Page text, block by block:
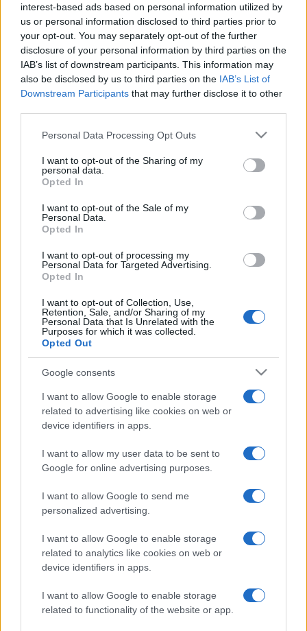
interest-based ads based on personal information utilized by
us or personal information disclosed to third parties prior to
your opt-out. You may separately opt-out of the further
disclosure of your personal information by third parties on the
IAB’s list of downstream participants. This information may
also be disclosed by us to third parties on the IAB’s List of
Downstream Participants that may further disclose it to other
Please note that this website/app uses one or more Google
not limited to your visit or usage behaviour. You may click to
grant or deny consent to Google and its third-party tags to
use your data for below specified purposes in below Google
consent section.
Personal Data Processing Opt Outs
I want to opt-out of the Sharing of my
personal data.
Opted In
I want to opt-out of the Sale of my
Personal Data.
Opted In
I want to opt-out of processing my
Personal Data for Targeted Advertising.
Opted In
I want to opt-out of Collection, Use,
Retention, Sale, and/or Sharing of my
Personal Data that Is Unrelated with the
Purposes for which it was collected.
Opted Out
Google consents
I want to allow Google to enable storage
related to advertising like cookies on web or
device identifiers in apps.
I want to allow my user data to be sent to
Google for online advertising purposes.
I want to allow Google to send me
personalized advertising.
I want to allow Google to enable storage
related to analytics like cookies on web or
device identifiers in apps.
I want to allow Google to enable storage
related to functionality of the website or app.
vagy épp feminista folk (a fellépők több mint fele női
zenekar, vagy női frontemberük van) töltik meg a veszprémi
utcákat. A Balkánnak és zenéjének világszintű térhódítását
érzékelteti, hogy a kiemelt fellépők nemcsak az egykori
Jugoszlávia utódállamaiból érkeznek: az olasz jazz virtuóz
Caravane Passe mind-mind sajátos módon értelmezik a
térség örökségét. A görög popsztár Marina Satti urban R’n’B
köntösbe bújtatja a vokális hagyományt, a bosnyák ska-
éve a legismertebb bosnyák bandává tette őket. A színes
összkép olyan árnyalatokat mutat be, amelyeket eddig
túlharsogták a rezesbandák, de mindenképp érdemesek a
felfedezésre.
A BALKAN:MOST Fesztivált konferencia
kíséri.
nemzetközi szakembergárda járja körül a térség
kiaknázatlan lehetőségeit és kulturális gazdagságát, olyan
provokatív panelek és gyakorlati workshopok keretében,
művészekkel. Exkluzív programok várják a zenei szakmai és
kiterjesztése a négyéves projektnek, ami a Hangvető
vezetésével, a WOMEX közreműködésével négy szakmai
pilléren és európai együttműködéseken keresztül építette a
térség kulturális reprezentációját a Kreatív Európa
társfinanszírozásával.
Fotó: Barcelona Gipsy Balkan Orchestra